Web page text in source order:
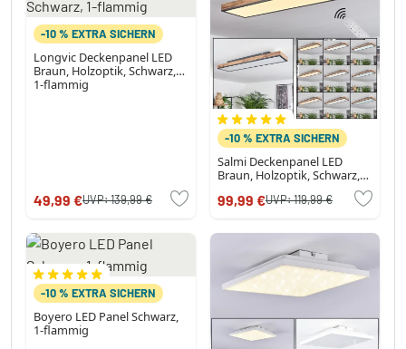
-10 % EXTRA SICHERN
Longvic Deckenpanel LED
Braun, Holzoptik, Schwarz,
1-flammig
49,99 €UVP:139,99 €
-10 % EXTRA SICHERN
Salmi Deckenpanel LED
Braun, Holzoptik, Schwarz,
1-flammig, Fernbedienung
99,99 €UVP:119,99 €
-10 % EXTRA SICHERN
Boyero LED Panel Schwarz,
1-flammig